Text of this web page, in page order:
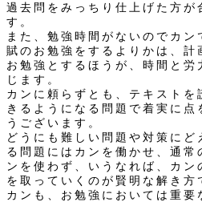
過去問をみっちり仕上げた方が
す。
また、勉強時間がないのでカン
賦のお勉強をするよりかは、計
お勉強とするほうが、時間と労
じます。
カンに頼らずとも、テキストを
きるようになる問題で着実に点
うございます。
どうにも難しい問題や対策に
る問題にはカンを働かせ、通常
ンを使わず、いうなれば、カン
を取っていくのが賢明な解き方
カンも、お勉強においては重要